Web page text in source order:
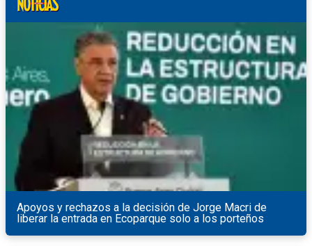
Apoyos y rechazos a la decisión de Jorge Macri de
liberar la entrada en Ecoparque solo a los porteños